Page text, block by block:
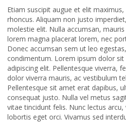
Etiam suscipit augue et elit
rhoncus. Aliquam non justo
molestie elit. Nulla accumsan,
lorem magna placerat lorem, nec
Donec accumsan sem ut leo
condimentum. Lorem ipsum dolor
adipiscing elit. Pellentesque viverra,
dolor viverra mauris, ac vestibulum
Pellentesque sit amet erat dapibus,
consequat justo. Nulla vel metus
vitae tincidunt felis. Nunc lectus
lobortis eget orci. Vivamus sed